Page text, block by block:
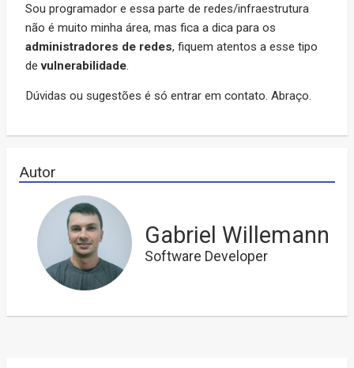
Sou programador e essa parte de redes/infraestrutura
não é muito minha área, mas fica a dica para os
administradores de redes, fiquem atentos a esse tipo
devulnerabilidade
Dúvidas ou sugestões é só entrar em contato. Abraço.
Autor
Gabriel Willemann
Software Developer